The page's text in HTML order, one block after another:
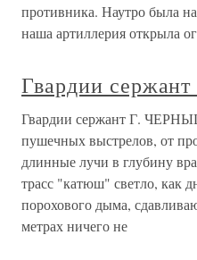
противника. Наутро была
наша артиллерия открыла
Гвардии
Гвардии сержант Г.
пушечных выстрелов, от
длинные лучи в глубину
трасс "катюш" светло, как
порохового дыма,
метрах ничего не